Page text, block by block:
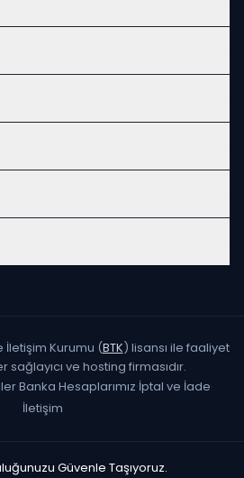
İletişim Kurumu (BTK) lisansı ile faaliyet
ve hosting firmasıdır.
·Banka Hesaplarımız·İptal ve İade·
İletişim
Güvenle Taşıyoruz.